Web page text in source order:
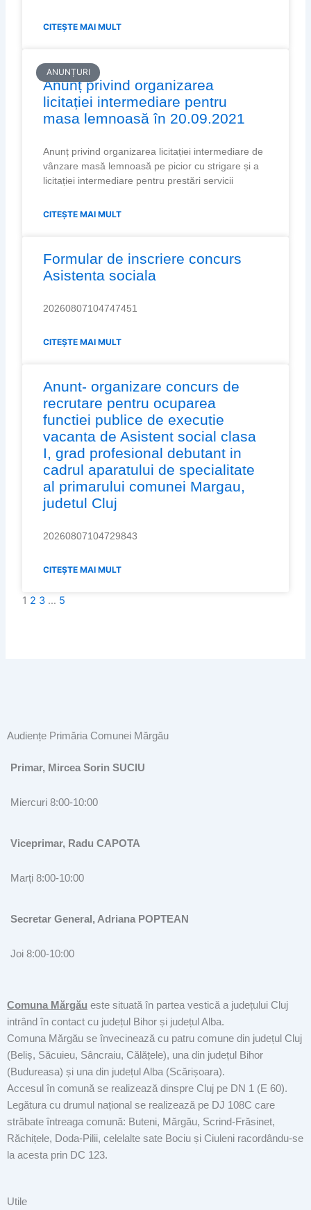
CITEȘTE MAI MULT
ANUNȚURI
Anunț privind organizarea
licitației intermediare pentru
masa lemnoasă în 20.09.2021
Anunț privind organizarea licitației intermediare de
vânzare masă lemnoasă pe picior cu strigare și a
licitației intermediare pentru prestări servicii
CITEȘTE MAI MULT
Formular de inscriere concurs
Asistenta sociala
20260807104747451
CITEȘTE MAI MULT
Anunt- organizare concurs de
recrutare pentru ocuparea
functiei publice de executie
vacanta de Asistent social clasa
I, grad profesional debutant in
cadrul aparatului de specialitate
al primarului comunei Margau,
judetul Cluj
20260807104729843
CITEȘTE MAI MULT
1 2 3 … 5
Audiențe Primăria Comunei Mărgău
Primar, Mircea Sorin SUCIU
Miercuri 8:00-10:00
Viceprimar, Radu CAPOTA
Marți 8:00-10:00
Secretar General, Adriana POPTEAN
Joi 8:00-10:00
Comuna Mărgău este situată în partea vestică a județului Cluj
intrând în contact cu județul Bihor și județul Alba.
Comuna Mărgău se învecinează cu patru comune din județul Cluj
(Beliș, Săcuieu, Sâncraiu, Călățele), una din județul Bihor
(Budureasa) și una din județul Alba (Scărișoara).
Accesul în comună se realizează dinspre Cluj pe DN 1 (E 60).
Legătura cu drumul național se realizează pe DJ 108C care
străbate întreaga comună: Buteni, Mărgău, Scrind-Frăsinet,
Răchițele, Doda-Pilii, celelalte sate Bociu și Ciuleni racordându-se
la acesta prin DC 123.
Utile